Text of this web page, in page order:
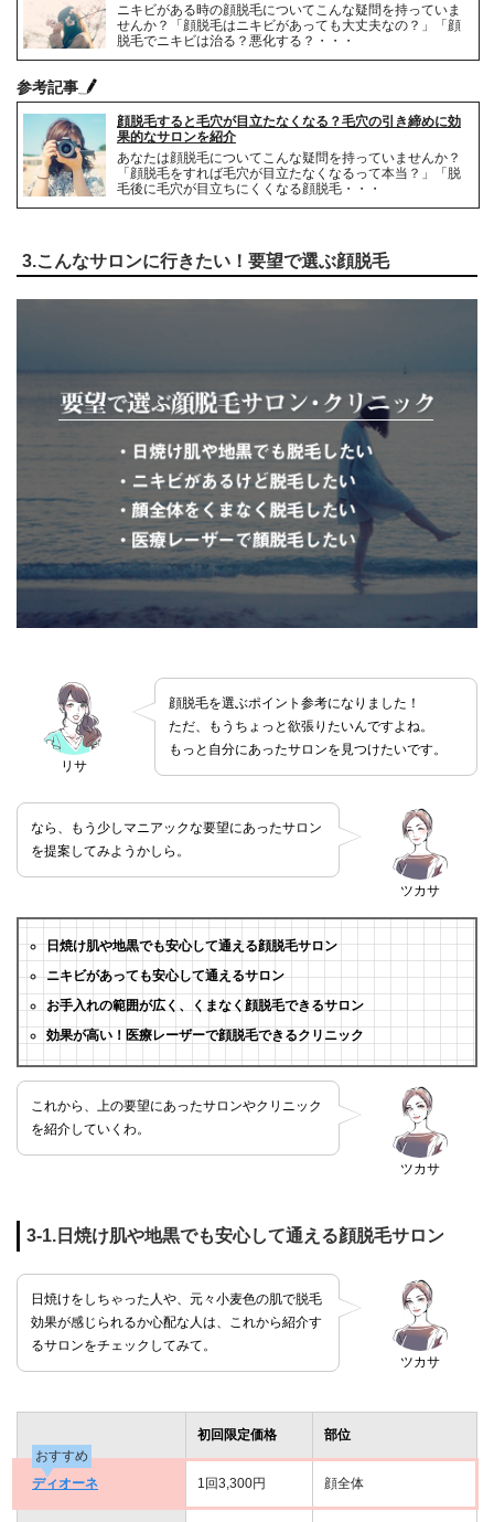
ニキビがある時の顔脱毛についてこんな疑問を持っていま
せんか？「顔脱毛はニキビがあっても大丈夫なの？」「顔
脱毛でニキビは治る？悪化する？・・・
参考記事
顔脱毛すると毛穴が目立たなくなる？毛穴の引き締めに効
果的なサロンを紹介
あなたは顔脱毛についてこんな疑問を持っていませんか？
「顔脱毛をすれば毛穴が目立たなくなるって本当？」「脱
毛後に毛穴が目立ちにくくなる顔脱毛・・・
3.こんなサロンに行きたい！要望で選ぶ顔脱毛
リサ
顔脱毛を選ぶポイント参考になりました！
ただ、もうちょっと欲張りたいんですよね。
もっと自分にあったサロンを見つけたいです。
ツカサ
なら、もう少しマニアックな要望にあったサロン
を提案してみようかしら。
日焼け肌や地黒でも安心して通える顔脱毛サロン
ニキビがあっても安心して通えるサロン
お手入れの範囲が広く、くまなく顔脱毛できるサロン
効果が高い！医療レーザーで顔脱毛できるクリニック
ツカサ
これから、上の要望にあったサロンやクリニック
を紹介していくわ。
3-1.日焼け肌や地黒でも安心して通える顔脱毛サロン
ツカサ
日焼けをしちゃった人や、元々小麦色の肌で脱毛
効果が感じられるか心配な人は、これから紹介す
るサロンをチェックしてみて。
初回限定価格
部位
おすすめ
ディオーネ
1回3,300円 顔全体